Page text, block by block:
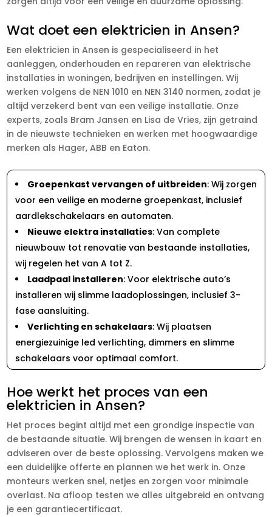
Wat doet een elektricien in Ansen?
Een elektricien in Ansen is gespecialiseerd in het
aanleggen, onderhouden en repareren van elektrische
installaties in woningen, bedrijven en instellingen. Wij
werken volgens de NEN 1010 en NEN 3140 normen, zodat je
altijd verzekerd bent van een veilige installatie. Onze
experts, zoals Bram Jansen en Lisa de Vries, zijn getraind
in de nieuwste technieken en werken met hoogwaardige
merken als Hager, ABB en Eaton.
Groepenkast vervangen of uitbreiden: Wij zorgen
voor een veilige en moderne groepenkast, inclusief
aardlekschakelaars en automaten.
Nieuwe elektra installaties: Van complete
nieuwbouw tot renovatie van bestaande installaties,
wij regelen het van A tot Z.
Laadpaal installeren: Voor elektrische auto’s
installeren wij slimme laadoplossingen, inclusief 3-
fase aansluiting.
Verlichting en schakelaars: Wij plaatsen
energiezuinige led verlichting, dimmers en slimme
schakelaars voor optimaal comfort.
Hoe werkt het proces van een
elektricien in Ansen?
Het proces begint altijd met een grondige inspectie van
de bestaande situatie. Wij brengen de wensen in kaart en
adviseren over de beste oplossing. Vervolgens maken we
een duidelijke offerte en plannen we het werk in. Onze
monteurs werken snel, netjes en zorgen voor minimale
overlast. Na afloop testen we alles uitgebreid en ontvang
je een garantiecertificaat.